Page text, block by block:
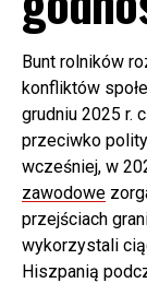
Bunt rolników
konfliktów
grudniu 2025 r.
przeciwko
wcześniej, w
zawodowe
przejściach
wykorzystali
Hiszpanią